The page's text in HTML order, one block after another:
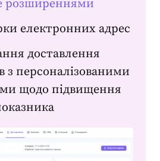
розширеннями
електронних адрес
доставлення
з персоналізованими
щодо підвищення